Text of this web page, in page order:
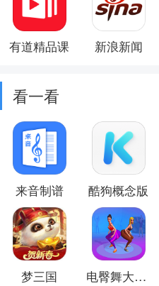
有道精品课 新浪新闻
看一看
来音制谱 酷狗概念版
梦三国 电臀舞大作战